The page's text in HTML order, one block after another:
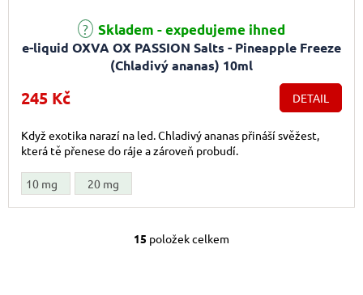
e-liquid OXVA OX PASSION Salts - Pineapple Freeze
(Chladivý ananas) 10ml
Průměrné hodnocení produktu je 5,0 z 5 hvězdiček.
Skladem - expedujeme ihned
245 Kč DETAIL
Když exotika narazí na led. Chladivý ananas přináší svěžest,
která tě přenese do ráje a zároveň probudí.
10 mg 20 mg
Ovládací prvky
15 položek celkem